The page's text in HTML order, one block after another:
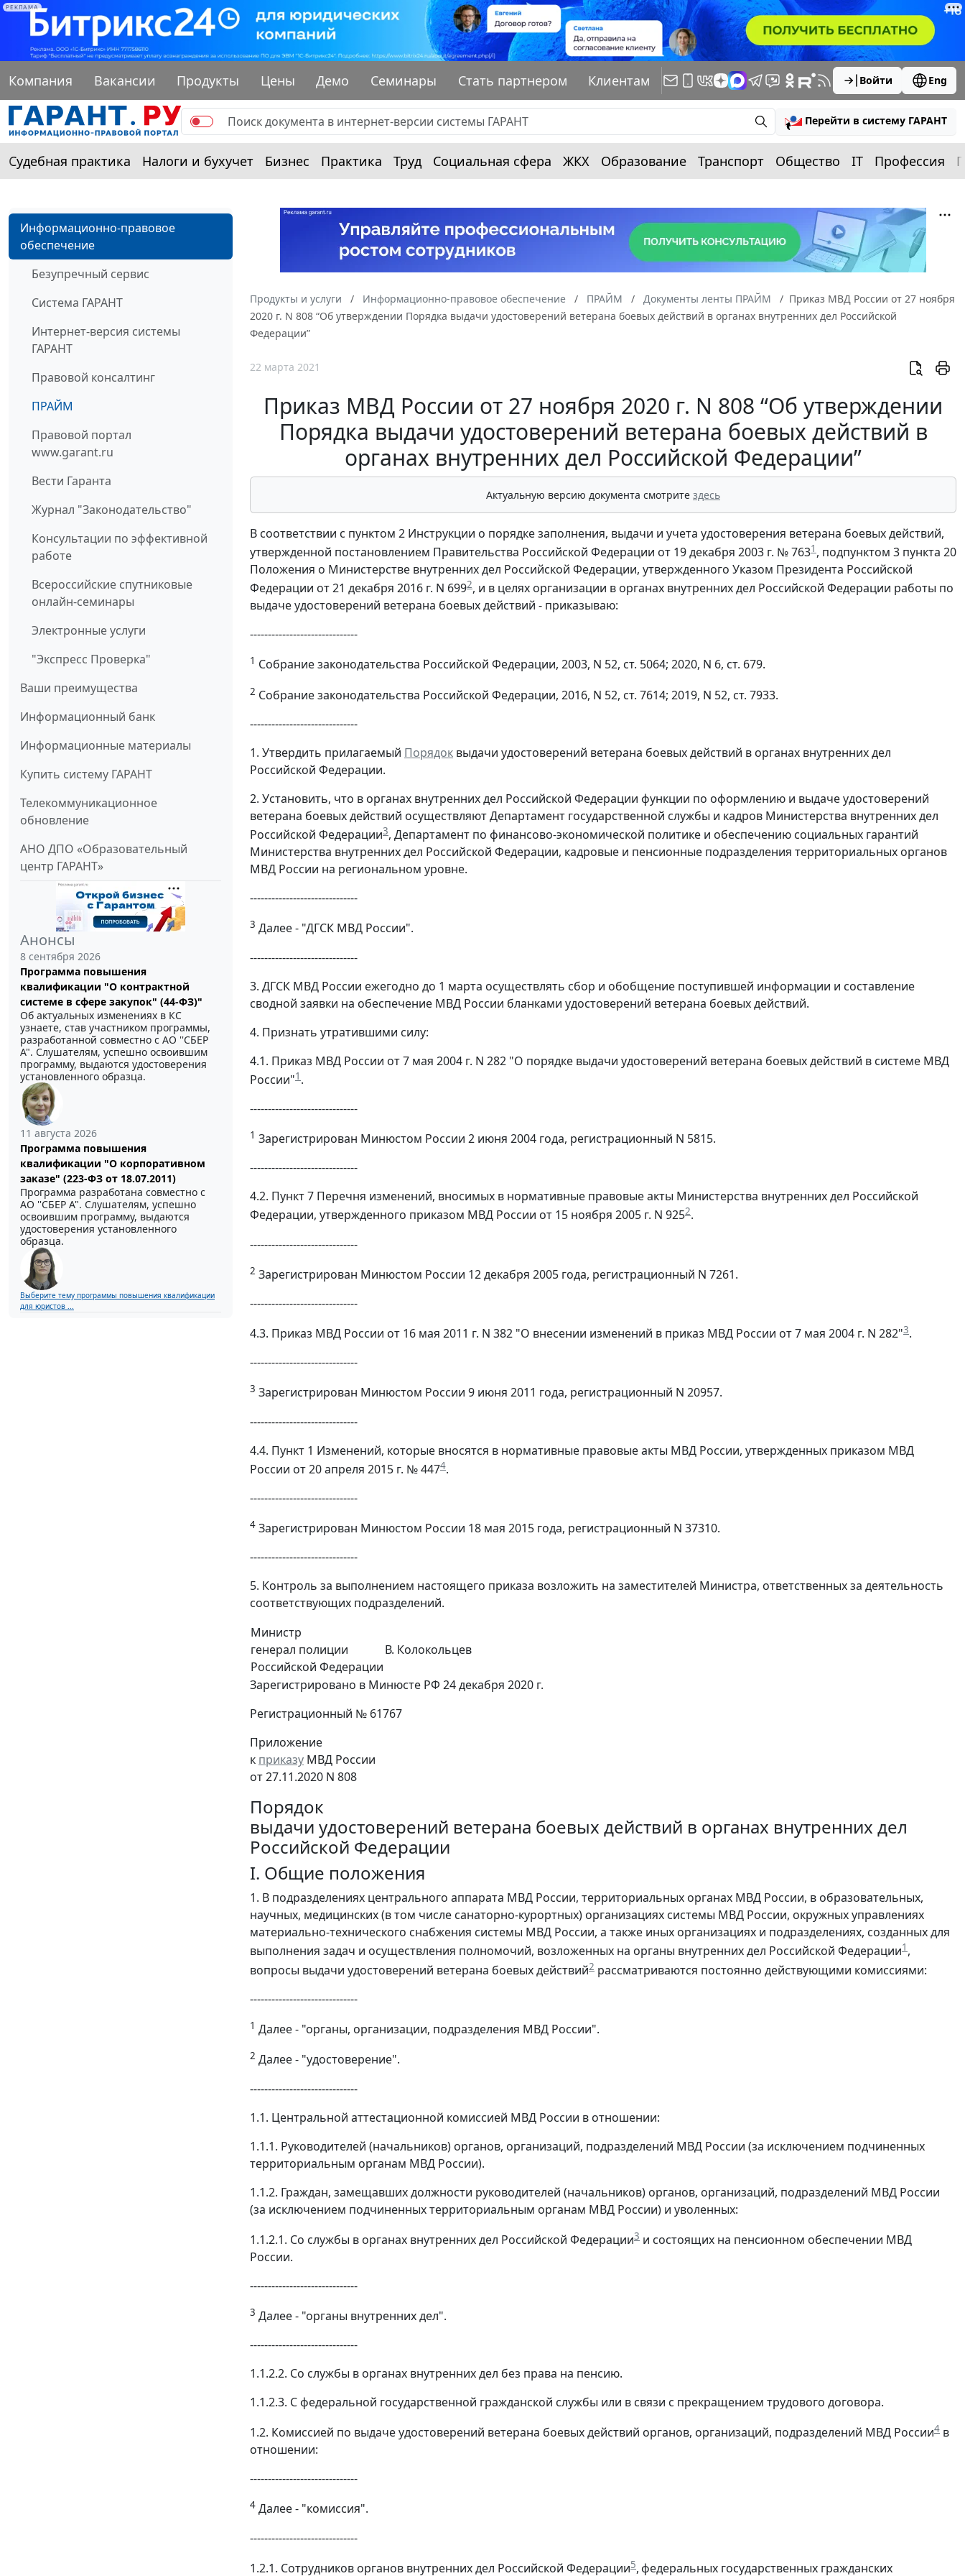
РЕКЛАМА
Компания Вакансии Продукты Цены Демо Семинары Стать партнером Клиентам Войти Eng
Перейти в систему ГАРАНТ
Судебная практика Налоги и бухучет Бизнес Практика Труд Социальная сфера ЖКХ Образование Транспорт Общество IT Профессия
Информационно-правовое
обеспечение
Безупречный сервис
Система ГАРАНТ
Интернет-версия системы
ГАРАНТ
Правовой консалтинг
ПРАЙМ
Правовой портал
www.garant.ru
Вести Гаранта
Журнал "Законодательство"
Консультации по эффективной
работе
Всероссийские спутниковые
онлайн-семинары
Электронные услуги
"Экспресс Проверка"
Ваши преимущества
Информационный банк
Информационные материалы
Купить систему ГАРАНТ
Телекоммуникационное
обновление
АНО ДПО «Образовательный
центр ГАРАНТ»
Анонсы
8 сентября 2026
Программа повышения
квалификации "О контрактной
системе в сфере закупок" (44-ФЗ)"
Об актуальных изменениях в КС
узнаете, став участником программы,
разработанной совместно с АО ''СБЕР
А". Слушателям, успешно освоившим
программу, выдаются удостоверения
установленного образца.
11 августа 2026
Программа повышения
квалификации "О корпоративном
заказе" (223-ФЗ от 18.07.2011)
Программа разработана совместно с
АО ''СБЕР А". Слушателям, успешно
освоившим программу, выдаются
удостоверения установленного
образца.
Выберите тему программы повышения квалификации
для юристов ...
Продукты и услуги Информационно-правовое обеспечение ПРАЙМ Документы ленты ПРАЙМ
Приказ МВД России от 27 ноября
2020 г. N 808 “Об утверждении Порядка выдачи удостоверений ветерана боевых действий в органах внутренних дел Российской
Федерации”
22 марта 2021
Приказ МВД России от 27 ноября 2020 г. N 808 “Об утверждении
Порядка выдачи удостоверений ветерана боевых действий в
органах внутренних дел Российской Федерации”
Актуальную версию документа смотрите здесь
В соответствии с пунктом 2 Инструкции о порядке заполнения, выдачи и учета удостоверения ветерана боевых действий,
утвержденной постановлением Правительства Российской Федерации от 19 декабря 2003 г. № 7631 , подпунктом 3 пункта 20
Положения о Министерстве внутренних дел Российской Федерации, утвержденного Указом Президента Российской
Федерации от 21 декабря 2016 г. N 6992, и в целях организации в органах внутренних дел Российской Федерации работы по
выдаче удостоверений ветерана боевых действий - приказываю:
------------------------------
1 Собрание законодательства Российской Федерации, 2003, N 52, ст. 5064; 2020, N 6, ст. 679.
2 Собрание законодательства Российской Федерации, 2016, N 52, ст. 7614; 2019, N 52, ст. 7933.
------------------------------
1. Утвердить прилагаемый Порядок выдачи удостоверений ветерана боевых действий в органах внутренних дел
Российской Федерации.
2. Установить, что в органах внутренних дел Российской Федерации функции по оформлению и выдаче удостоверений
ветерана боевых действий осуществляют Департамент государственной службы и кадров Министерства внутренних дел
Российской Федерации3, Департамент по финансово-экономической политике и обеспечению социальных гарантий
Министерства внутренних дел Российской Федерации, кадровые и пенсионные подразделения территориальных органов
МВД России на региональном уровне.
------------------------------
3 Далее - "ДГСК МВД России".
------------------------------
3. ДГСК МВД России ежегодно до 1 марта осуществлять сбор и обобщение поступившей информации и составление
сводной заявки на обеспечение МВД России бланками удостоверений ветерана боевых действий.
4. Признать утратившими силу:
4.1. Приказ МВД России от 7 мая 2004 г. N 282 "О порядке выдачи удостоверений ветерана боевых действий в системе МВД
России"1 .
------------------------------
1 Зарегистрирован Минюстом России 2 июня 2004 года, регистрационный N 5815.
------------------------------
4.2. Пункт 7 Перечня изменений, вносимых в нормативные правовые акты Министерства внутренних дел Российской
Федерации, утвержденного приказом МВД России от 15 ноября 2005 г. N 9252.
------------------------------
2 Зарегистрирован Минюстом России 12 декабря 2005 года, регистрационный N 7261.
------------------------------
4.3. Приказ МВД России от 16 мая 2011 г. N 382 "О внесении изменений в приказ МВД России от 7 мая 2004 г. N 282"3.
------------------------------
3 Зарегистрирован Минюстом России 9 июня 2011 года, регистрационный N 20957.
------------------------------
4.4. Пункт 1 Изменений, которые вносятся в нормативные правовые акты МВД России, утвержденных приказом МВД
России от 20 апреля 2015 г. № 4474.
------------------------------
4 Зарегистрирован Минюстом России 18 мая 2015 года, регистрационный N 37310.
------------------------------
5. Контроль за выполнением настоящего приказа возложить на заместителей Министра, ответственных за деятельность
соответствующих подразделений.
Министр
генерал полиции
Российской Федерации
В. Колокольцев
Зарегистрировано в Минюсте РФ 24 декабря 2020 г.
Регистрационный № 61767
Приложение
к приказу МВД России
от 27.11.2020 N 808
Порядок
выдачи удостоверений ветерана боевых действий в органах внутренних дел
Российской Федерации
I. Общие положения
1. В подразделениях центрального аппарата МВД России, территориальных органах МВД России, в образовательных,
научных, медицинских (в том числе санаторно-курортных) организациях системы МВД России, окружных управлениях
материально-технического снабжения системы МВД России, а также иных организациях и подразделениях, созданных для
выполнения задач и осуществления полномочий, возложенных на органы внутренних дел Российской Федерации1 ,
вопросы выдачи удостоверений ветерана боевых действий2 рассматриваются постоянно действующими комиссиями:
------------------------------
1 Далее - "органы, организации, подразделения МВД России".
2 Далее - "удостоверение".
------------------------------
1.1. Центральной аттестационной комиссией МВД России в отношении:
1.1.1. Руководителей (начальников) органов, организаций, подразделений МВД России (за исключением подчиненных
территориальным органам МВД России).
1.1.2. Граждан, замещавших должности руководителей (начальников) органов, организаций, подразделений МВД России
(за исключением подчиненных территориальным органам МВД России) и уволенных:
1.1.2.1. Со службы в органах внутренних дел Российской Федерации3 и состоящих на пенсионном обеспечении МВД
России.
------------------------------
3 Далее - "органы внутренних дел".
------------------------------
1.1.2.2. Со службы в органах внутренних дел без права на пенсию.
1.1.2.3. С федеральной государственной гражданской службы или в связи с прекращением трудового договора.
1.2. Комиссией по выдаче удостоверений ветерана боевых действий органов, организаций, подразделений МВД России4 в
отношении:
------------------------------
4 Далее - "комиссия".
------------------------------
1.2.1. Сотрудников органов внутренних дел Российской Федерации5,федеральных государственных гражданских